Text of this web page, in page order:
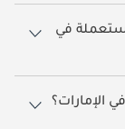
في
399,750.
الإمارات؟